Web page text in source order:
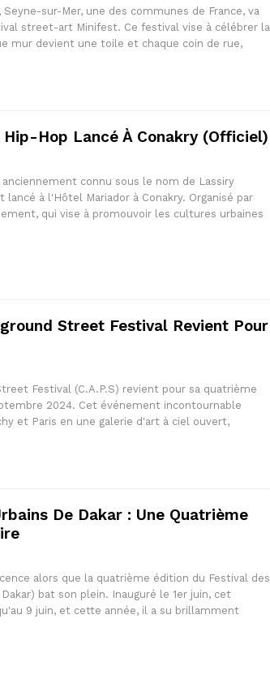
sur-Mer, une des communes de France, va
street-art Minifest. Ce festival vise à célébrer la
mur devient une toile et chaque coin de rue,
Hop Lancé À Conakry (Officiel)
connu sous le nom de Lassiry
à l'Hôtel Mariador à Conakry. Organisé par
qui vise à promouvoir les cultures urbaines
Street Festival Revient Pour
Festival (C.A.P.S) revient pour sa quatrième
2024. Cet événement incontournable
et Paris en une galerie d'art à ciel ouvert,
De Dakar : Une Quatrième
alors que la quatrième édition du Festival des
bat son plein. Inauguré le 1er juin, cet
9 juin, et cette année, il a su brillamment